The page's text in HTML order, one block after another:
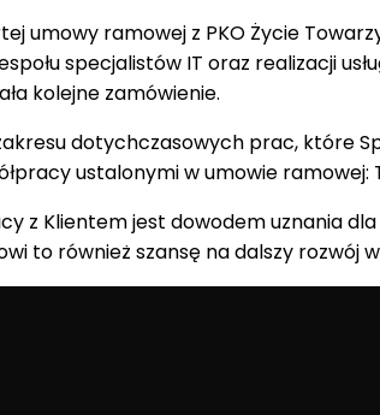
Usługi
umowy ramowej z PKO Życie
specjalistów IT oraz realizacji
kolejne zamówienie.
dotychczasowych prac, które
ustalonymi w umowie ramowej:
z Klientem jest dowodem uznania
to również szansę na dalszy rozwój